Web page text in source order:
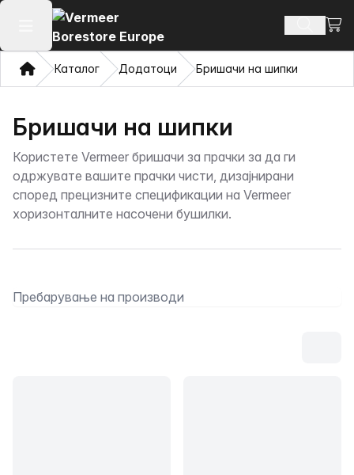
Отвори го главното мени
ДомаКаталог Додатоци Бришачи на шипки
Бришачи на шипки
Користете Vermeer бришачи за прачки за да ги
одржувате вашите прачки чисти, дизајнирани
според прецизните спецификации на Vermeer
хоризонталните насочени бушилки.